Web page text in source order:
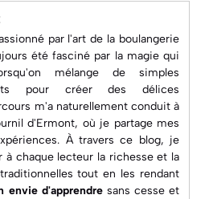
par l'art de la boulangerie
été fasciné par la magie qui
mélange de simples
pour créer des délices
m'a naturellement conduit à
d'Ermont, où je partage mes
À travers ce blog, je
à chaque lecteur la richesse et la
tout en les rendant
envie d'apprendresans cesse et